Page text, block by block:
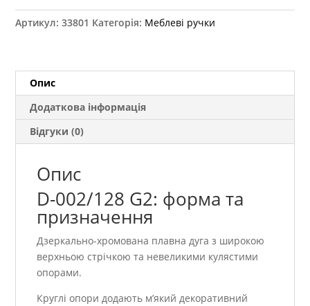
кількість
Артикул:33801 Категорія: Меблеві ручки
Опис
Додаткова інформація
Відгуки (0)
Опис
D-002/128 G2: форма та
призначення
Дзеркально-хромована плавна дуга з широкою
верхньою стрічкою та невеликими кулястими
опорами.
Круглі опори додають м’який декоративний